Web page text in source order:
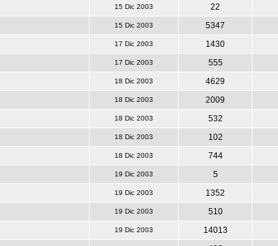
15 Dic 2003
22
15 Dic 2003
5347
17 Dic 2003
1430
17 Dic 2003
555
18 Dic 2003
4629
18 Dic 2003
2009
18 Dic 2003
532
18 Dic 2003
102
18 Dic 2003
744
19 Dic 2003
5
19 Dic 2003
1352
19 Dic 2003
510
19 Dic 2003
14013